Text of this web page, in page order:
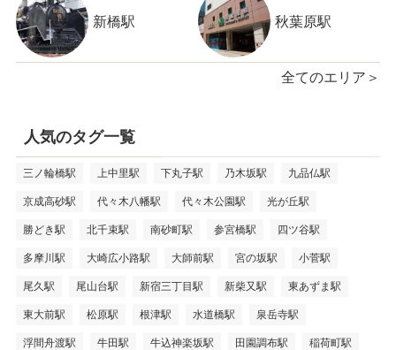
新橋駅 秋葉原駅
全てのエリア＞
人気のタグ一覧
三ノ輪橋駅 上中里駅 下丸子駅 乃木坂駅 九品仏駅
京成高砂駅 代々木八幡駅 代々木公園駅 光が丘駅
勝どき駅 北千束駅 南砂町駅 参宮橋駅 四ツ谷駅
多摩川駅 大崎広小路駅 大師前駅 宮の坂駅 小菅駅
尾久駅 尾山台駅 新宿三丁目駅 新柴又駅 東あずま駅
東大前駅 松原駅 根津駅 水道橋駅 泉岳寺駅
浮間舟渡駅 牛田駅 牛込神楽坂駅 田園調布駅 稲荷町駅